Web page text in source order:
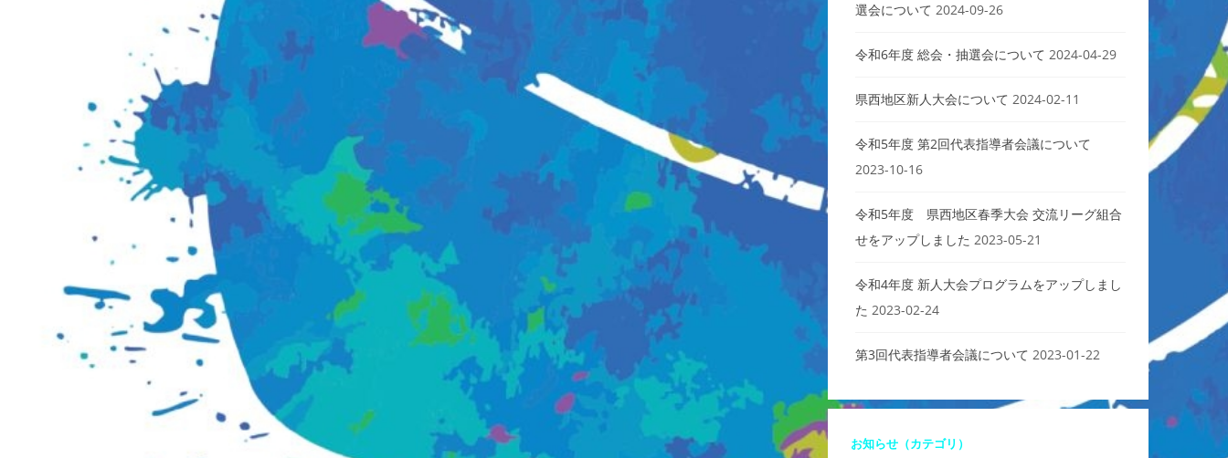
選会について 2024-09-26
令和6年度 総会・抽選会について 2024-04-29
県西地区新人大会について 2024-02-11
令和5年度 第2回代表指導者会議について
2023-10-16
令和5年度 県西地区春季大会 交流リーグ組合
せをアップしました 2023-05-21
令和4年度 新人大会プログラムをアップしまし
た 2023-02-24
第3回代表指導者会議について 2023-01-22
お知らせ（カテゴリ）